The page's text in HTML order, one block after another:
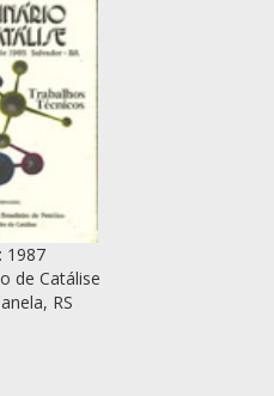
1987
de Catálise
RS